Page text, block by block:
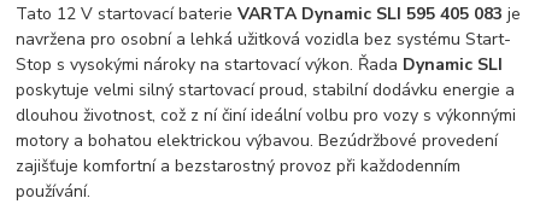
Tato 12 V startovací baterieVARTA Dynamic SLI 595 405 083 je
navržena pro osobní a lehká užitková vozidla bez systému Start-
Stop s vysokými nároky na startovací výkon. Řada Dynamic SLI
poskytuje velmi silný startovací proud, stabilní dodávku energie a
dlouhou životnost, což z ní činí ideální volbu pro vozy s výkonnými
motory a bohatou elektrickou výbavou. Bezúdržbové provedení
zajišťuje komfortní a bezstarostný provoz při každodenním
používání.